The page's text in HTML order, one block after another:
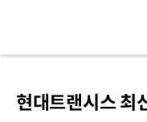
현대트랜시스 최